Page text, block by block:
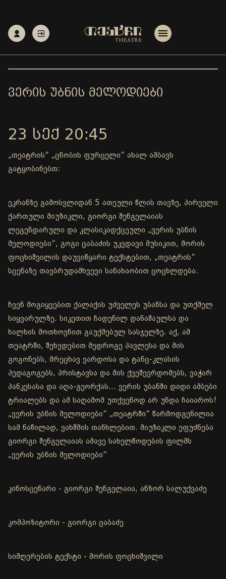
ᲕᲔᲠᲘᲡ ᲣᲑᲜᲘᲡ ᲛᲔᲚᲝᲓᲘᲔᲑᲘ
23 ᲡᲔᲥ 20:45
„თეატრის“ „ცნობის ფურცელი“ ახალ ამბავს
გატყობინებთ:
ეკრანზე გამოსვლიდან 5 ათეული წლის თავზე, პირველი
ქართული მიუზიკლი, გიორგი შენგელაიას
ლეგენდარული და კლასიკადქცეული „ვერის უბნის
მელოდიები“, გოგი ცაბაძის უკვდავი მუსიკით, მორის
ფოცხიშვილის დაუვიწყარი ტექსტებით, „თეატრის“
სცენაზე თავბრუდამხვევი სანახაობით ცოცხლდება.
ჩვენ მოგიყვებით ქალაქის უძველეს უბანსა და უთქმელ
სიყვარულზე. სიკეთით ჩადენილ დანაშაულსა და
ხალხის მოთხოვნით გაუქმებულ სასჯელზე. აქ, ამ
თეატრში, შეხვდებით მედროგე პავლესა და მის
გოგონებს, მრეცხავ ვარდოსა და ტანც-კლასის
პედაგოგებს, პრისტავსა და მის ქვეშევრდომებს, ვაჭარ
პანკესასა და აღა-გეორქას... ვერის უბანში დიდი ამბები
ტრიალებს და ამ საღამომ უთქვენოდ არ უნდა ჩაიაროს!
„ვერის უბნის მელოდიები“ „თეატრში“ წარმოდგენილია
სამ ნაწილად, ვახშმის თანხლებით. მიუზიკლი ეფუძნება
გიორგი შენგელაიას ამავე სახელწოდების ფილმს
„ვერის უბნის მელოდიები“
კინოსცენარი - გიორგი შენგელაია, ანზორ სალუქვაძე
კომპოზიტორი - გიორგი ცაბაძე
სიმღერების ტექსტი - მორის ფოცხიშვილი